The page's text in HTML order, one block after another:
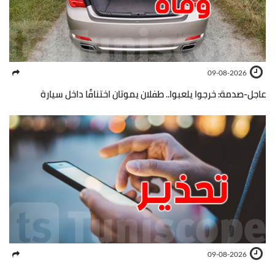
09-08-2026
عاجل-صدمة: خرجوا يلعبوا.. طفلان يموتان اختناقًا داخل سيارة
09-08-2026